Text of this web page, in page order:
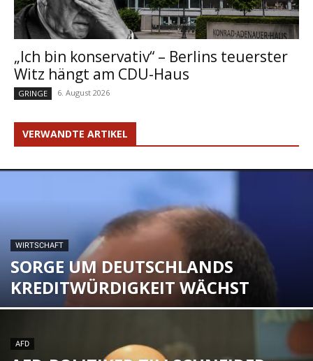
„Ich bin konservativ“ – Berlins teuerster
Witz hängt am CDU-Haus
GRINGE 6. August 2026
VERWANDTE ARTIKEL
WIRTSCHAFT
SORGE UM DEUTSCHLANDS
KREDITWÜRDIGKEIT WÄCHST
AFD